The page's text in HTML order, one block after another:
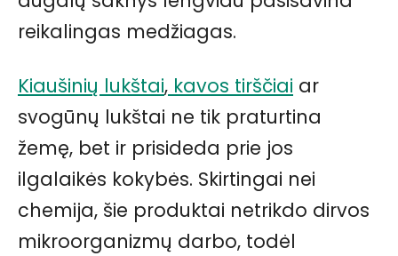
reikalingas medžiagas.
Kiaušinių lukštai, kavos tirščiai ar
svogūnų lukštai ne tik praturtina
žemę, bet ir prisideda prie jos
ilgalaikės kokybės. Skirtingai nei
chemija, šie produktai netrikdo dirvos
mikroorganizmų darbo, todėl